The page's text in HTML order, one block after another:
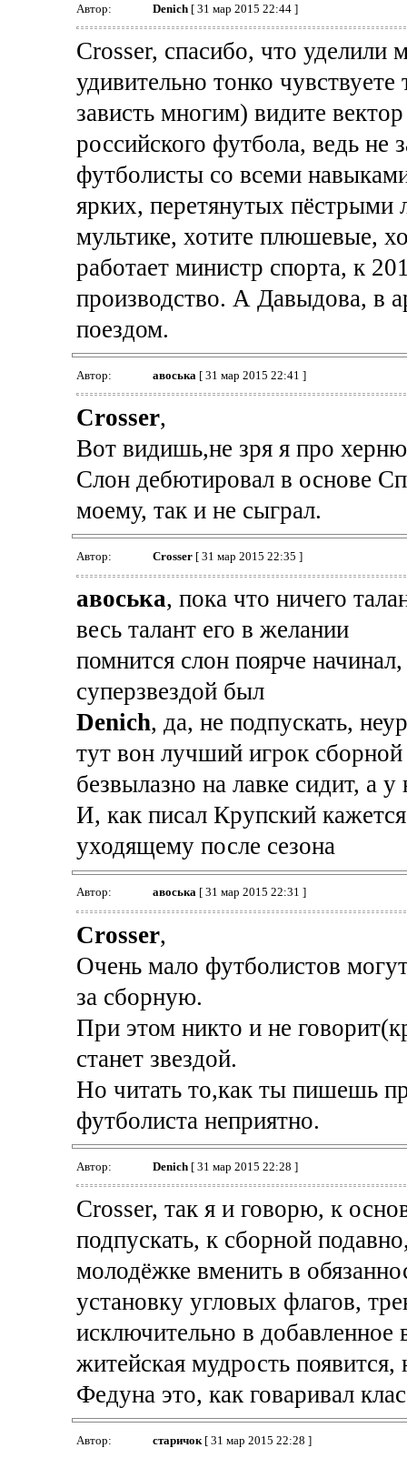
Автор: Denich[ 31 мар 2015 22:44 ]
Crosser, спасибо, что уделили
удивительно тонко
зависть многим) видите
российского футбола, ведь не
футболисты со всеми
ярких, перетянутых пёстрыми
мультике, хотите плюшевые,
работает министр спорта, к
производство. А Давыдова, в
поездом.
Автор: авоська [ 31 мар 2015 22:41 ]
Crosser,
Вот видишь,не зря я про
Слон дебютировал в основе
моему, так и не сыграл.
Автор: Crosser[ 31 мар 2015 22:35 ]
авоська, пока что ничего
весь талант его в желании
помнится слон поярче
суперзвездой был
Denich, да, не подпускать,
тут вон лучший игрок
безвылазно на лавке сидит, а
И, как писал Крупский
уходящему после сезона
Автор: авоська[ 31 мар 2015 22:31 ]
Crosser,
Очень мало футболистов
за сборную.
При этом никто и не
станет звездой.
Но читать то,как ты пишешь
футболиста неприятно.
Автор: Denich[ 31 мар 2015 22:28 ]
Crosser, так я и говорю, к
подпускать, к сборной
молодёжке вменить в
установку угловых флагов,
исключительно в добавленное
житейская мудрость
Федуна это, как говаривал
Автор: старичок[ 31 мар 2015 22:28 ]